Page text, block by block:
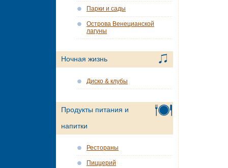
Парки и сады
Острова Венецианской
лагуны
Ночная жизнь
Диско & клубы
Продукты питания и
напитки
Рестораны
Пиццерий